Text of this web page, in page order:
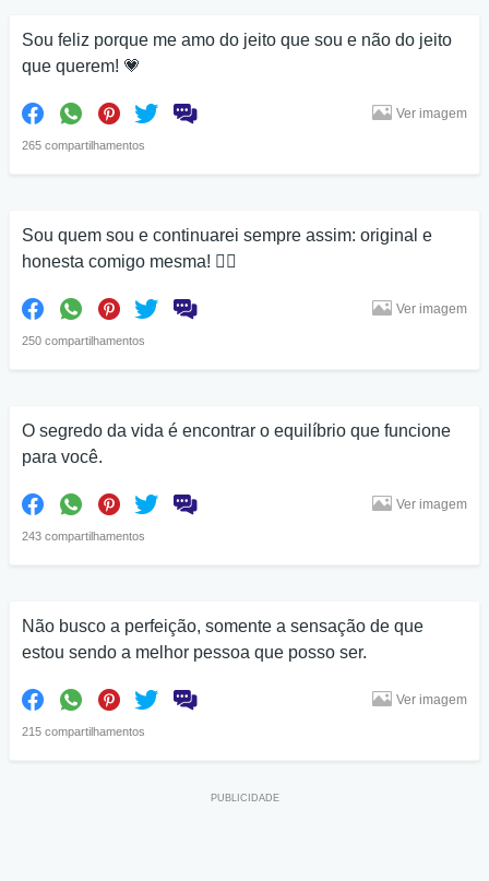
Sou feliz porque me amo do jeito que sou e não do jeito
que querem! 💗
265 compartilhamentos
Ver imagem
Sou quem sou e continuarei sempre assim: original e
honesta comigo mesma! 👌🏽
250 compartilhamentos
Ver imagem
O segredo da vida é encontrar o equilíbrio que funcione
para você.
243 compartilhamentos
Ver imagem
Não busco a perfeição, somente a sensação de que
estou sendo a melhor pessoa que posso ser.
215 compartilhamentos
Ver imagem